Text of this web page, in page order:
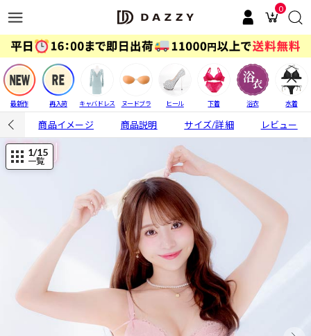
0
最新作 再入荷 キャバドレス ヌードブラ ヒール 下着 浴衣 水着
商品イメージ 商品説明 サイズ/詳細 レビュー
1/15
一覧